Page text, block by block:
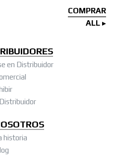
COMPRAR
ALL
en Distribuidor
historia